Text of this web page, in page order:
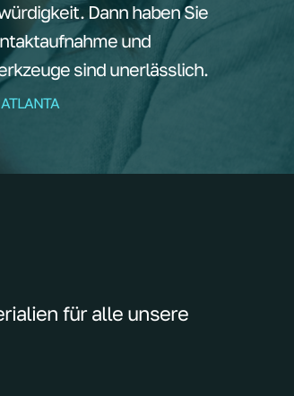
Dann haben Sie
und
sind unerlässlich.
für alle unsere